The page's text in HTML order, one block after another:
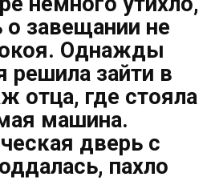
завещании не
Однажды
решила зайти в
отца, где стояла
машина.
дверь с
пахло